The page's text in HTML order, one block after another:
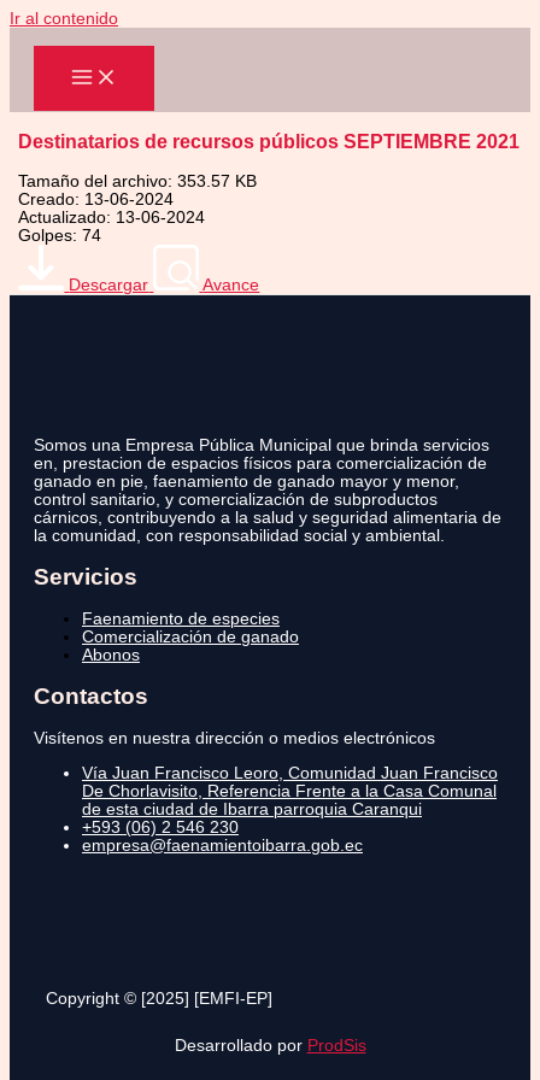
Ir al contenido
Destinatarios de recursos públicos SEPTIEMBRE 2021
Tamaño del archivo: 353.57 KB
Creado: 13-06-2024
Actualizado: 13-06-2024
Golpes: 74
Descargar Avance
Somos una Empresa Pública Municipal que brinda servicios
en, prestacion de espacios físicos para comercialización de
ganado en pie, faenamiento de ganado mayor y menor,
control sanitario, y comercialización de subproductos
cárnicos, contribuyendo a la salud y seguridad alimentaria de
la comunidad, con responsabilidad social y ambiental.
Servicios
Faenamiento de especies
Comercialización de ganado
Abonos
Contactos
Visítenos en nuestra dirección o medios electrónicos
Vía Juan Francisco Leoro, Comunidad Juan Francisco
De Chorlavisito, Referencia Frente a la Casa Comunal
de esta ciudad de Ibarra parroquia Caranqui
+593 (06) 2 546 230
empresa@faenamientoibarra.gob.ec
Copyright © [2025] [EMFI-EP]
Desarrollado por ProdSis